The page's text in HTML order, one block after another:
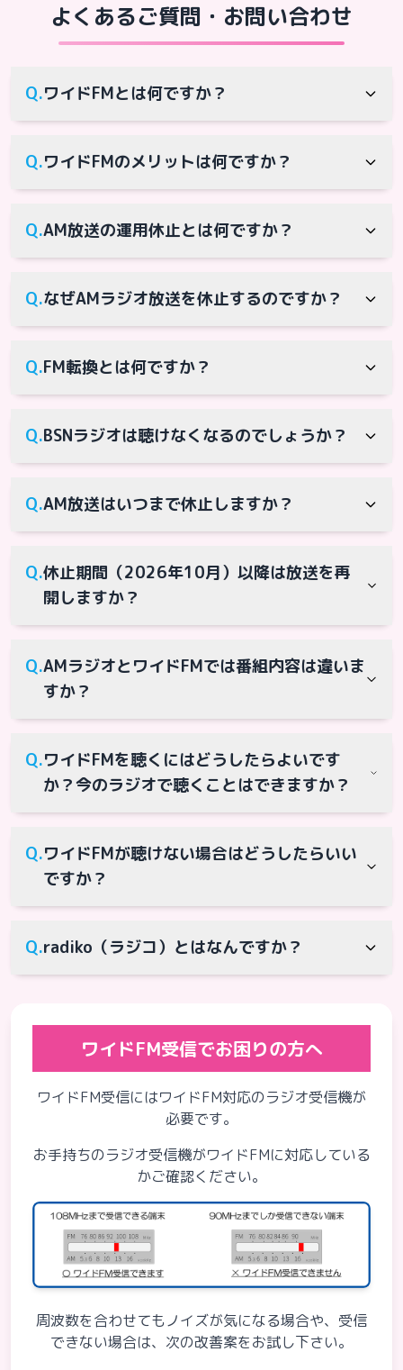
よくあるご質問・お問い合わせ
Q.ワイドFMとは何ですか？
AMラジオ放送の難聴対策や災害対策を目的
に、FM放送の周波数帯90.0～98.9MHzを使用
るものです。BSN新潟放送では2015年からワ
イドFMの整備を進めており、BSN新潟FM局・
局を設置しています。
Q.ワイドFMのメリットは何ですか？
ワイドFMはステレオでクリアな高音質で混信
が少なく、ビルやマンションでも電波が届き
上などの高い位置に設置できることから津波
などの災害に強いという特徴があります。
Q.AM放送の運用休止とは何ですか？
AM放送の電波を停止することです。
Q.なぜAMラジオ放送を休止するのですか？
弊社では、AMラジオ放送の難聴対策や災害対
策を目的とするFM補完放送（ワイドFM）を順
方で、ラジオ放送を取り巻く環境が厳しさを
増す中、AMラジオ送信所の老朽化が進み、
送事業継続の観点から経営資源をFM放送に集
中することで、今後もリスナーの皆様に安定
した放送をお届けしていきたいと考えており
ます。
Q.FM転換とは何ですか？
AMラジオ放送局がAM放送からFM放送主体に
移行することです。BSN新潟放送も全国のAM
効率的な放送事業の維持継続を図るために
「FM転換」を目指しています。
Q.BSNラジオは聴けなくなるのでしょうか？
BSNラジオは、AM放送と同じ番組をワイド
FM・radikoでもお聴きいただけます。また、
ますので、お住まいの地域によっては継続し
て1116kHzで聴く事が可能です。
Q.AM放送はいつまで休止しますか？
2026年9月30日までを予定しております。
Q.休止期間（2026年10月）以降は放送を再
開しますか？
休止期間終了後、その影響を調査、確認した
上で支障がないと判断した場合は、廃局も検
討しています。今後の方針については、番組
いたします。
Q.AMラジオとワイドFMでは番組内容は違いま
すか？
AMラジオと同じ番組をワイドFMでも放送し
ております。また、インターネット回線を使
用した「radiko」でも同じ番組を聴くことが
Q.ワイドFMを聴くにはどうしたらよいです
か？今のラジオで聴くことはできますか？
お手持ちのラジオがワイドFM（90MHz以上）
の周波数に対応したラジオの場合は、
92.7MHzまたは94.8MHzでBSNラジオを聴く
までしか対応していないラジオでは聴くこと
ができません。
Q.ワイドFMが聴けない場合はどうしたらいい
ですか？
恐れ入りますがインターネット回線を使用し
た「radiko」で、お手持ちのパソコンやスマ
す。）
Q.radiko（ラジコ）とはなんですか？
したスマートフォンやパソコンでラジオが聴
ける無料のサービスです。（別途通信料が発
ワイドFM受信でお困りの方へ
ワイドFM受信にはワイドFM対応のラジオ受信機が
必要です。
お手持ちのラジオ受信機がワイドFMに対応している
かご確認ください。
周波数を合わせてもノイズが気になる場合や、受信
できない場合は、 次の改善案をお試し下さい。